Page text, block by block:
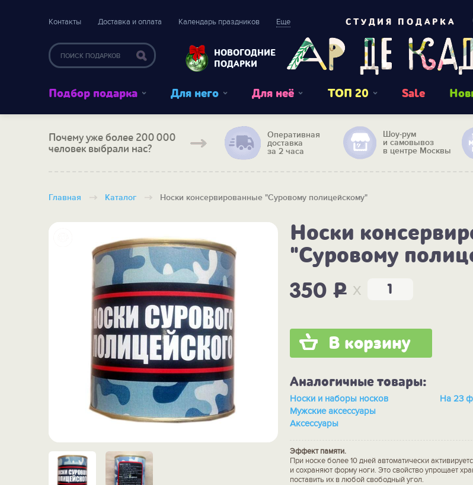
Контакты Доставка и оплата Календарь праздников Еще
НОВОГОДНИЕ
ПОДАРКИ
СТУДИЯ ПОДАРКА
Подбор подарка Для него Для неё ТОП 20 Sale
Почему уже более 200 000
человек выбрали нас?
Оперативная
доставка
за 2 часа
Шоу-рум
и самовывоз
в центре Москвы
Главная Каталог Носки консервированные "Суровому полицейскому"
Носки
"Суровому
350P x
В корзину
Аналогичные товары:
Носки и наборы носков
Мужские аксессуары
Аксессуары
На 23
Эффект памяти.
При носке более 10 дней автоматически
и сохраняют форму ноги. Это свойство упрощает
поставить их в любой свободный угол.